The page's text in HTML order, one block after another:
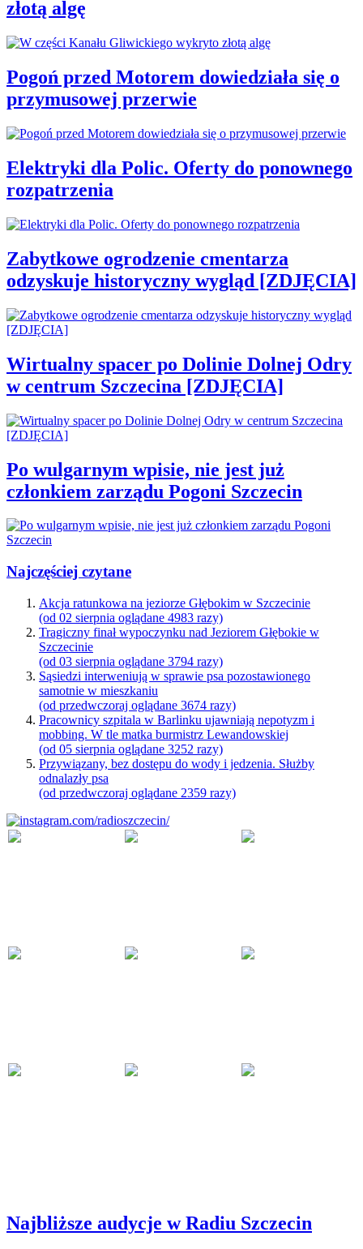
złotą algę
Pogoń przed Motorem dowiedziała się o
przymusowej przerwie
Elektryki dla Polic. Oferty do ponownego
rozpatrzenia
Zabytkowe ogrodzenie cmentarza
odzyskuje historyczny wygląd [ZDJĘCIA]
Wirtualny spacer po Dolinie Dolnej Odry
w centrum Szczecina [ZDJĘCIA]
Po wulgarnym wpisie, nie jest już
członkiem zarządu Pogoni Szczecin
Najczęściej czytane
Akcja ratunkowa na jeziorze Głębokim w Szczecinie
(od 02 sierpnia oglądane 4983 razy)
Tragiczny finał wypoczynku nad Jeziorem Głębokie w
Szczecinie
(od 03 sierpnia oglądane 3794 razy)
Sąsiedzi interweniują w sprawie psa pozostawionego
samotnie w mieszkaniu
(od przedwczoraj oglądane 3674 razy)
Pracownicy szpitala w Barlinku ujawniają nepotyzm i
mobbing. W tle matka burmistrz Lewandowskiej
(od 05 sierpnia oglądane 3252 razy)
Przywiązany, bez dostępu do wody i jedzenia. Służby
odnalazły psa
(od przedwczoraj oglądane 2359 razy)
Najbliższe audycje w Radiu Szczecin